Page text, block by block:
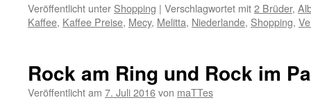
Veröffentlicht unter Shopping | Verschlagwortet mit2 Brüder,
Kaffee, Kaffee Preise, Mecy, Melitta, Niederlande, Shopping,
Rock am Ring und Rock im
Veröffentlicht am 7. Juli 2016von maTTes